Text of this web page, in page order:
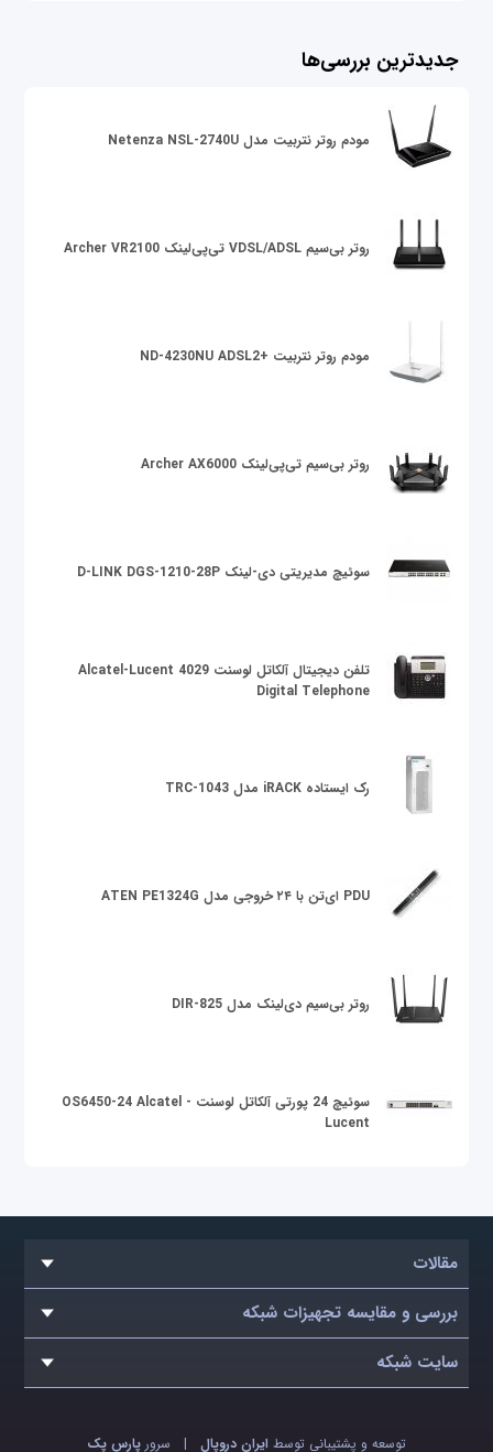
جدیدترین بررسی‌ها
مودم روتر نتربیت مدل Netenza NSL-2740U
روتر بی‌سیم VDSL/ADSL تی‌پی‌لینک Archer VR2100
مودم روتر نتربیت +ND-4230NU ADSL2
روتر بی‌سیم تی‌پی‌لینک Archer AX6000
سوئیچ مدیریتی دی-لینک D-LINK DGS-1210-28P
تلفن دیجیتال آلکاتل لوسنت Alcatel-Lucent 4029
Digital Telephone
رک ایستاده iRACK مدل TRC-1043
PDU ای‌تن با ۲۴ خروجی مدل ATEN PE1324G
روتر بی‌سیم دی‌لینک مدل DIR-825
سوئیچ 24 پورتی آلکاتل لوسنت OS6450-24 Alcatel -
Lucent
مقالات
بررسی و مقایسه تجهیزات شبکه
سایت شبکه
توسعه و پشتیبانی توسط ایران دروپال| سرور پارس پک